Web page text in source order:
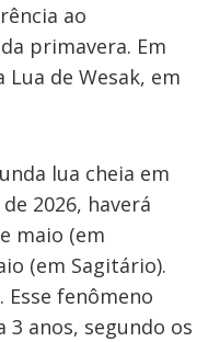
ao
primavera. Em
Lua de Wesak, em
lua cheia em
2026, haverá
maio (em
(em Sagitário).
Esse fenômeno
3 anos, segundo os